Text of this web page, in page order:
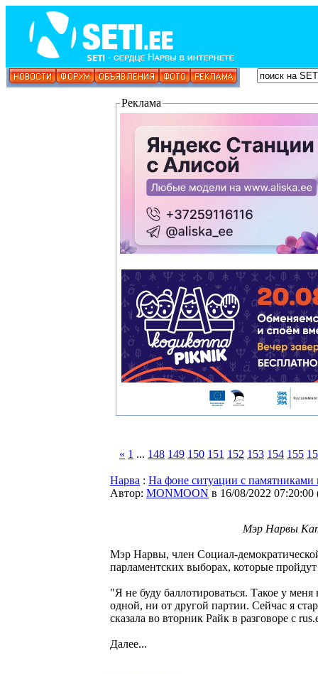
Реклама
« 1 ... 148 149 150 151 152 153 154 155
Нарва : На фоне ситуации с памятниками
Автор: MONMOON в 16/08/2022 07:20:00
Мэр Нарвы
Мэр Нарвы, член Социал-
парламентских выборах, которые
"Я не буду баллотироваться. Такое у
одной, ни от другой партии. Сейчас я
сказала во вторник Райк в разговоре с
Далее...